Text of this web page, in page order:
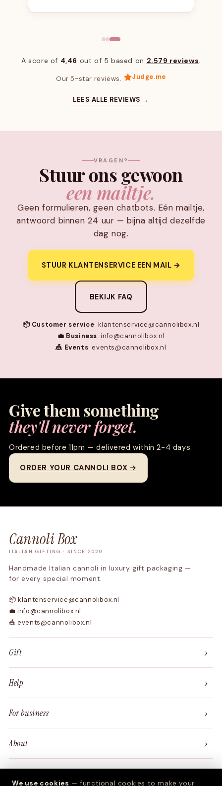
A score of 4,46 out of 5 based on 2.579 reviews.
Our 5-star reviews. Judge.me
LEES ALLE REVIEWS →
VRAGEN?
Stuur ons gewoon
een mailtje.
Geen formulieren, geen chatbots. Eén mailtje,
antwoord binnen 24 uur — bijna altijd dezelfde
dag nog.
STUUR KLANTENSERVICE EEN MAIL →
BEKIJK FAQ
📦 Customer service· klantenservice@cannolibox.nl
💼 Business· info@cannolibox.nl
🎪 Events· events@cannolibox.nl
Give them something
they'll never forget.
Ordered before 11pm — delivered within 2-4 days.
ORDER YOUR CANNOLI BOX →
Cannoli Box
ITALIAN GIFTING · SINCE 2020
Handmade Italian cannoli in luxury gift packaging —
for every special moment.
📦 klantenservice@cannolibox.nl
💼 info@cannolibox.nl
🎪 events@cannolibox.nl
Gift ›
Help ›
For business ›
About ›
We use cookies — functional cookies to make your